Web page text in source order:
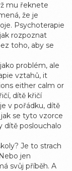
mu řeknete
že je
Psychoterapie
rozpoznat
toho, aby se
problém, ale
vztahů, it
either calm or
dítě křičí
v pořádku, dítě
se tyto vzorce
dítě poslouchalo
Je to strach
jen
svůj příběh. A